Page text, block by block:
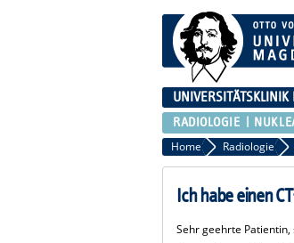
RADIOLOGIE
Home Radiologie
Ich habe einen
Sehr geehrte